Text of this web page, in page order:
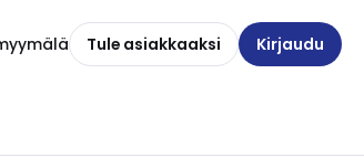
Tule asiakkaaksi Kirjaudu